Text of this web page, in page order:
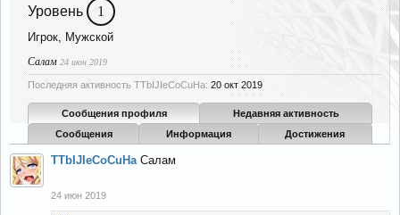
Уровень 1
Игрок, Мужской
Салам 24 июн 2019
Последняя активность TTbIJIeCoCuHa: 20 окт 2019
Сообщения профиля
Недавняя активность
Сообщения
Информация Достижения
TTbIJIeCoCuHa Салам
24 июн 2019